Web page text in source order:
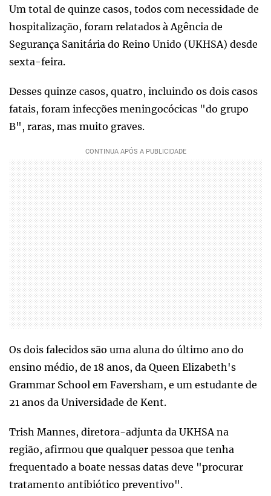
Um total de quinze casos, todos com necessidade de
hospitalização, foram relatados à Agência de
Segurança Sanitária do Reino Unido (UKHSA) desde
sexta-feira.
Desses quinze casos, quatro, incluindo os dois casos
fatais, foram infecções meningocócicas "do grupo
B", raras, mas muito graves.
Os dois falecidos são uma aluna do último ano do
ensino médio, de 18 anos, da Queen Elizabeth's
Grammar School em Faversham, e um estudante de
21 anos da Universidade de Kent.
Trish Mannes, diretora-adjunta da UKHSA na
região, afirmou que qualquer pessoa que tenha
frequentado a boate nessas datas deve "procurar
tratamento antibiótico preventivo".